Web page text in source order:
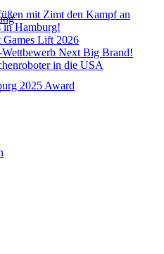
2025 Award
mit Zimt den Kampf an
in Hamburg!
Games Lift 2026
Next Big Brand!
in die USA